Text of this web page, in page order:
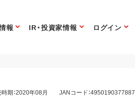
報 IR・投資家情報 ログイン
期：2020年08月 JANコード：4950190377887